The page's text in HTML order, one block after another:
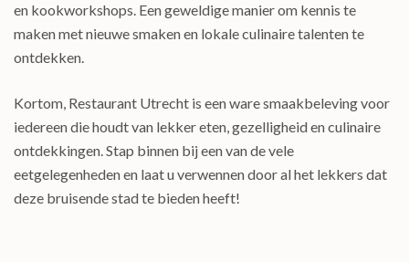
en kookworkshops. Een geweldige manier om kennis te
maken met nieuwe smaken en lokale culinaire talenten te
ontdekken.
Kortom, Restaurant Utrecht is een ware smaakbeleving voor
iedereen die houdt van lekker eten, gezelligheid en culinaire
ontdekkingen. Stap binnen bij een van de vele
eetgelegenheden en laat u verwennen door al het lekkers dat
deze bruisende stad te bieden heeft!